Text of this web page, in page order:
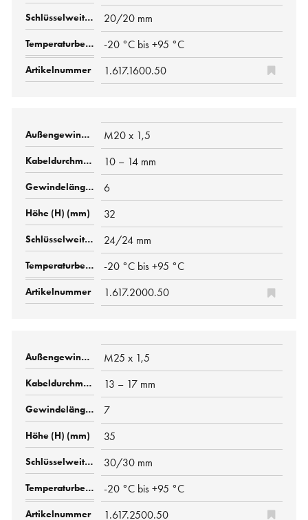
20/20 mm
-20 °C bis +95 °C
1.617.1600.50
M20 x 1,5
10 – 14 mm
6
32
24/24 mm
-20 °C bis +95 °C
1.617.2000.50
M25 x 1,5
13 – 17 mm
7
35
30/30 mm
-20 °C bis +95 °C
1.617.2500.50